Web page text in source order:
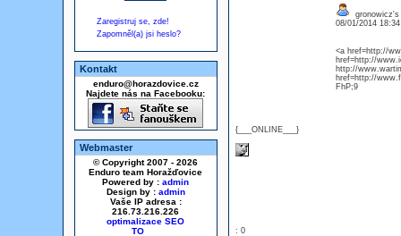
Zaregistruj se, zde!
Zapomněl(a) jsi heslo?
Kontakt
enduro@horazdovice.cz
Najdete nás na Facebooku:
Webmaster
© Copyright 2007 - 2026
Enduro team Horažďovice
Powered by : admin
Design by : admin
Vaše IP adresa :
216.73.216.226
optimalizace SEO
{___ONLINE___}
gronowicz's
08/01/2014
<a href=http://
href=http://
http://
href=http://
FhP;9
: 0